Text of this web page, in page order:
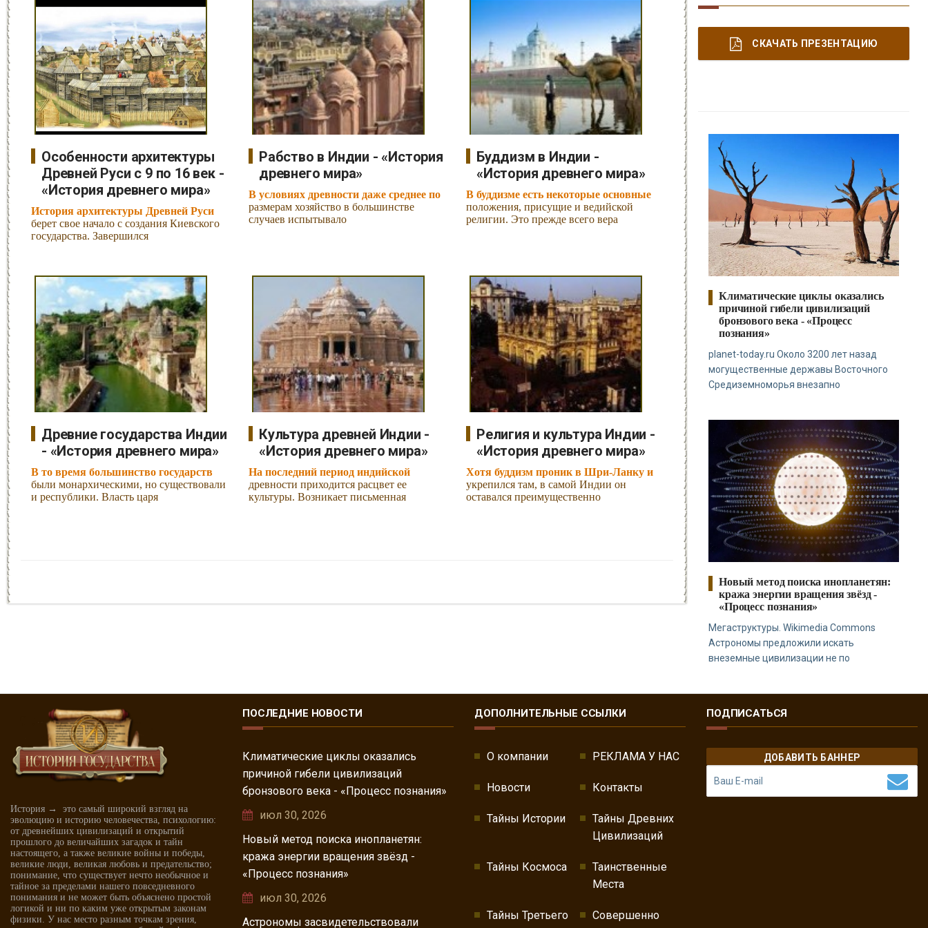
Особенности архитектуры
Древней Руси с 9 по 16 век -
«История древнего мира»
История архитектуры Древней Руси
берет свое начало с создания Киевского
государства. Завершился
Рабство в Индии - «История
древнего мира»
В условиях древности даже среднее по
размерам хозяйство в большинстве
случаев испытывало
Буддизм в Индии -
«История древнего мира»
В буддизме есть некоторые основные
положения, присущие и ведийской
религии. Это прежде всего вера
Древние государства Индии
- «История древнего мира»
В то время большинство государств
были монархическими, но существовали
и республики. Власть царя
Культура древней Индии -
«История древнего мира»
На последний период индийской
древности приходится расцвет ее
культуры. Возникает письменная
Религия и культура Индии -
«История древнего мира»
Хотя буддизм проник в Шри-Ланку и
укрепился там, в самой Индии он
оставался преимущественно
СКАЧАТЬ ПРЕЗЕНТАЦИЮ
Климатические циклы оказались
причиной гибели цивилизаций
бронзового века - «Процесс
познания»
planet-today.ru Около 3200 лет назад
могущественные державы Восточного
Средиземноморья внезапно
Новый метод поиска инопланетян:
кража энергии вращения звёзд -
«Процесс познания»
Мегаструктуры. Wikimedia Commons
Астрономы предложили искать
внеземные цивилизации не по
История → это самый широкий взгляд на
эволюцию и историю человечества, психологию:
от древнейших цивилизаций и открытий
прошлого до величайших загадок и тайн
настоящего, а также великие войны и победы,
великие люди, великая любовь и предательство;
понимание, что существует нечто необычное и
тайное за пределами нашего повседневного
понимания и не может быть объяснено простой
логикой и ни по каким уже открытым законам
физики. У нас место разным точкам зрения,
ПОСЛЕДНИЕ НОВОСТИ
Климатические циклы оказались
причиной гибели цивилизаций
бронзового века - «Процесс познания»
июл 30, 2026
Новый метод поиска инопланетян:
кража энергии вращения звёзд -
«Процесс познания»
июл 30, 2026
Астрономы засвидетельствовали
ДОПОЛНИТЕЛЬНЫЕ ССЫЛКИ
О компании РЕКЛАМА У НАС
Новости Контакты
Тайны Истории
Тайны Древних
Цивилизаций
Тайны Космоса
Таинственные
Места
Тайны Третьего
Совершенно
ПОДПИСАТЬСЯ
ДОБАВИТЬ БАННЕР